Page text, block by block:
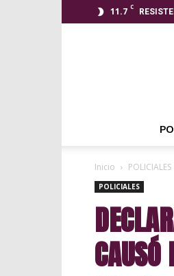
11.7 C
Inicio POLICIALES
POLICIALES